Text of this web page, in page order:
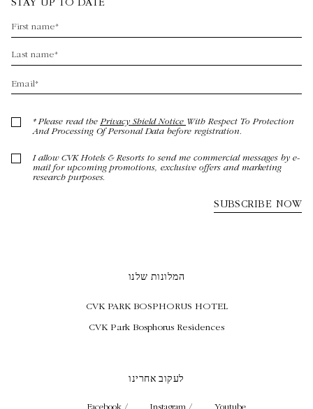
לעקוב אחרינו
Facebook / Instagram / Youtube
המלונות שלנו
CVK PARK BOSPHORUS HOTEL
CVK Park Bosphorus Residences